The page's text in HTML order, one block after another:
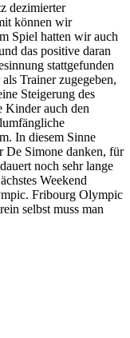
dezimierter
können wir
Spiel hatten wir auch
das positive daran
stattgefunden
Trainer zugegeben,
Steigerung des
Kinder auch den
In diesem Sinne
De Simone danken, für
noch sehr lange
Weekend
Fribourg Olympic
selbst muss man